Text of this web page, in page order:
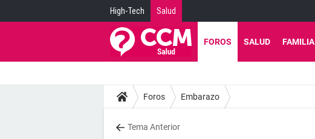
High-Tech Salud
FOROS SALUD FAMILIA
Foros Embarazo
Tema Anterior